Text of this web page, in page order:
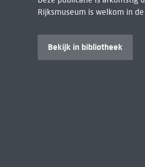
Rijksmuseum is welkom in de
Bekijk in bibliotheek